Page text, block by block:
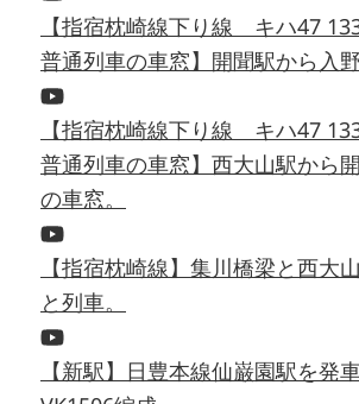
【指宿枕崎線下り線 キハ47
普通列車の車窓】開聞駅から入野
【指宿枕崎線下り線 キハ47
普通列車の車窓】西大山駅から
の車窓。
【指宿枕崎線】集川橋梁と西大
と列車。
【新駅】日豊本線仙巌園駅を発